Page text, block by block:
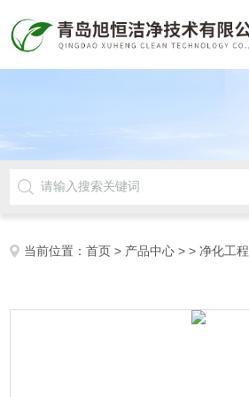
当前位置：首页 > 产品中心 > >净化工程